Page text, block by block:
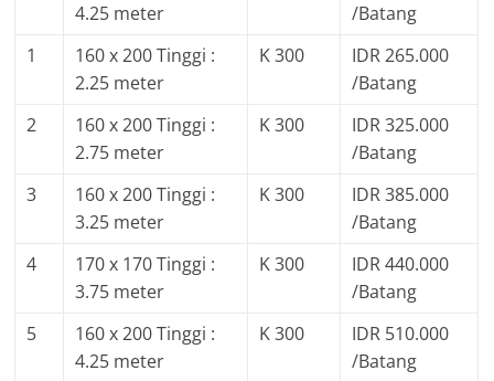
4.25 meter
/Batang
1
160 x 200 Tinggi :
2.25 meter
K 300
IDR 265.000
/Batang
2
160 x 200 Tinggi :
2.75 meter
K 300
IDR 325.000
/Batang
3
160 x 200 Tinggi :
3.25 meter
K 300
IDR 385.000
/Batang
4
170 x 170 Tinggi :
3.75 meter
K 300
IDR 440.000
/Batang
5
160 x 200 Tinggi :
4.25 meter
K 300
IDR 510.000
/Batang